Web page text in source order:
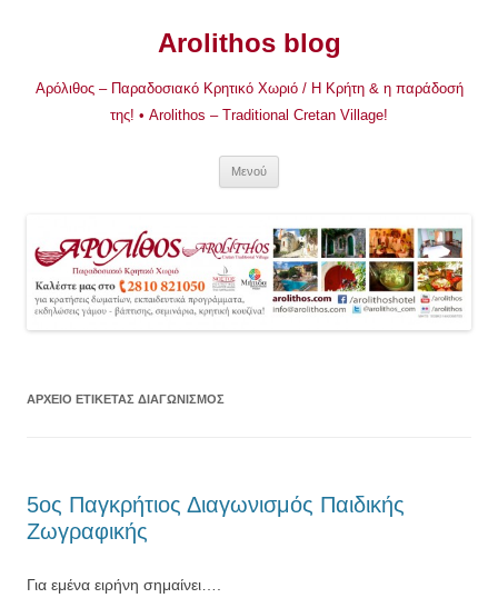
Arolithos blog
Αρόλιθος – Παραδοσιακό Κρητικό Χωριό / Η Κρήτη & η παράδοσή
της! • Arolithos – Traditional Cretan Village!
Μενού
ΑΡΧΕΊΟ ΕΤΙΚΈΤΑΣ ΔΙΑΓΩΝΙΣΜΟΣ
5ος Παγκρήτιος Διαγωνισμός Παιδικής
Ζωγραφικής
Για εμένα ειρήνη σημαίνει….